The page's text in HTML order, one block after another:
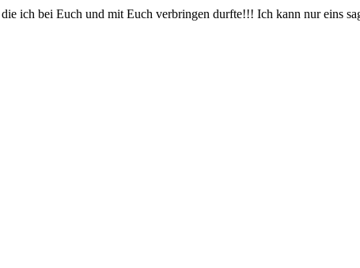
ich bei Euch und mit Euch verbringen durfte!!! Ich kann nur eins